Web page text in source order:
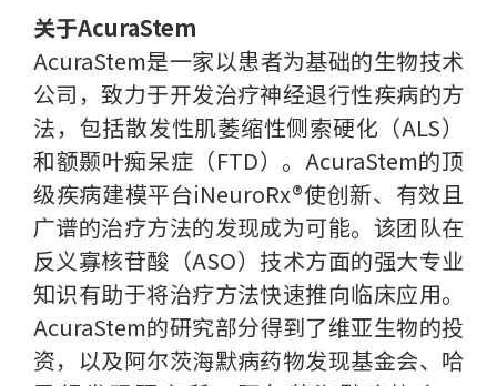
关于AcuraStem
AcuraStem是一家以患者为基础的生物技术
公司，致力于开发治疗神经退行性疾病的方
法，包括散发性肌萎缩性侧索硬化（ALS）
和额颞叶痴呆症（FTD）。AcuraStem的顶
级疾病建模平台iNeuroRx®使创新、有效且
广谱的治疗方法的发现成为可能。该团队在
反义寡核苷酸（ASO）技术方面的强大专业
知识有助于将治疗方法快速推向临床应用。
AcuraStem的研究部分得到了维亚生物的投
资，以及阿尔茨海默病药物发现基金会、哈